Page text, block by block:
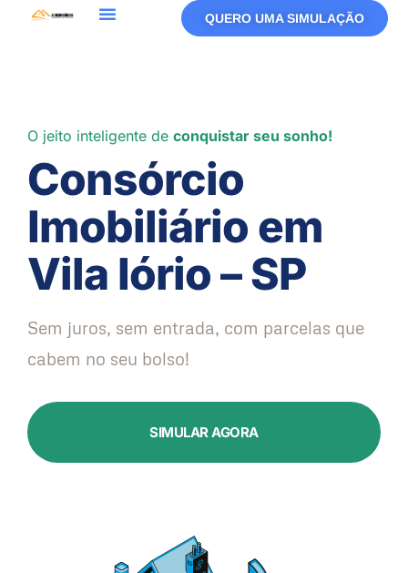
QUERO UMA SIMULAÇÃO
O jeito inteligente de conquistar seu sonho!
Consórcio
Imobiliário em
Vila Iório – SP
Sem juros, sem entrada, com parcelas que
cabem no seu bolso!
SIMULAR AGORA